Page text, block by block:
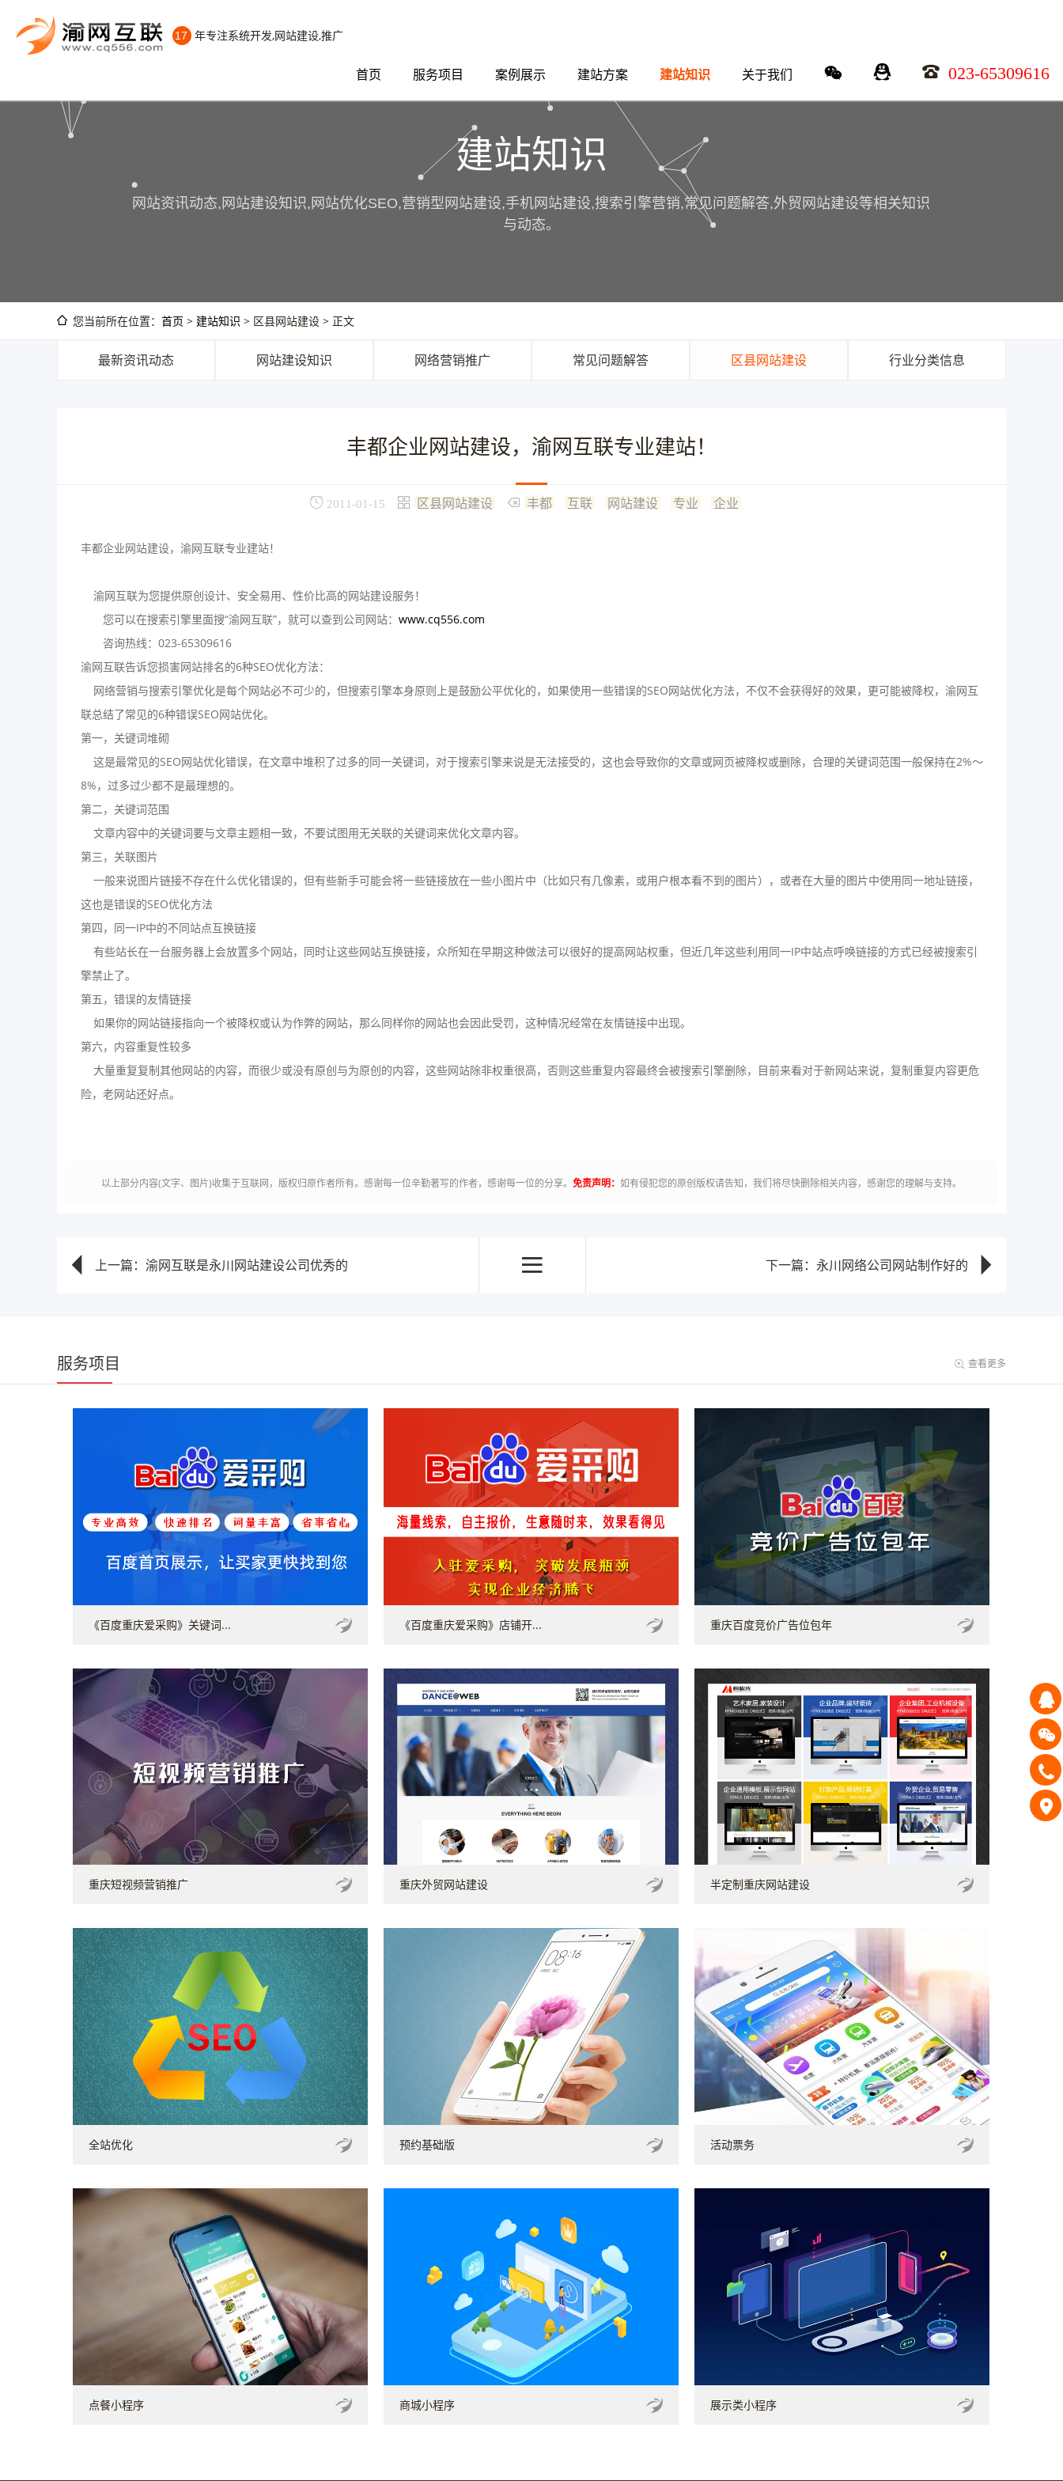
17 年专注系统开发,网站建设,推广
首页 服务项目 案例展示 建站方案 建站知识 关于我们 023-65309616
建站知识
网站资讯动态,网站建设知识,网站优化SEO,营销型网站建设,手机网站建设,搜索引擎营销,常见问题解答,外贸网站建设等相关知识
与动态。
您当前所在位置： 首页 > 建站知识 > 区县网站建设 > 正文
最新资讯动态 网站建设知识 网络营销推广 常见问题解答 区县网站建设 行业分类信息
丰都企业网站建设，渝网互联专业建站！
2011-01-15 区县网站建设 丰都 互联 网站建设 专业 企业
丰都企业网站建设，渝网互联专业建站！
渝网互联为您提供原创设计、安全易用、性价比高的网站建设服务！
您可以在搜索引擎里面搜“渝网互联”，就可以查到公司网站： www.cq556.com
咨询热线：023-65309616
渝网互联告诉您损害网站排名的6种SEO优化方法：
网络营销与搜索引擎优化是每个网站必不可少的，但搜索引擎本身原则上是鼓励公平优化的，如果使用一些错误的SEO网站优化方法，不仅不会获得好的效果，更可能被降权，渝网互
联总结了常见的6种错误SEO网站优化。
第一，关键词堆砌
这是最常见的SEO网站优化错误，在文章中堆积了过多的同一关键词，对于搜索引擎来说是无法接受的，这也会导致你的文章或网页被降权或删除，合理的关键词范围一般保持在2%～
8%，过多过少都不是最理想的。
第二，关键词范围
文章内容中的关键词要与文章主题相一致，不要试图用无关联的关键词来优化文章内容。
第三，关联图片
一般来说图片链接不存在什么优化错误的，但有些新手可能会将一些链接放在一些小图片中（比如只有几像素，或用户根本看不到的图片），或者在大量的图片中使用同一地址链接，
这也是错误的SEO优化方法
第四，同一IP中的不同站点互换链接
有些站长在一台服务器上会放置多个网站，同时让这些网站互换链接，众所知在早期这种做法可以很好的提高网站权重，但近几年这些利用同一IP中站点呼唤链接的方式已经被搜索引
擎禁止了。
第五，错误的友情链接
如果你的网站链接指向一个被降权或认为作弊的网站，那么同样你的网站也会因此受罚，这种情况经常在友情链接中出现。
第六，内容重复性较多
大量重复复制其他网站的内容，而很少或没有原创与为原创的内容，这些网站除非权重很高，否则这些重复内容最终会被搜索引擎删除，目前来看对于新网站来说，复制重复内容更危
险，老网站还好点。
以上部分内容(文字、图片)收集于互联网，版权归原作者所有。感谢每一位辛勤著写的作者，感谢每一位的分享。 免责声明： 如有侵犯您的原创版权请告知，我们将尽快删除相关内容，感谢您的理解与支持。
上一篇：渝网互联是永川网站建设公司优秀的 下一篇：永川网络公司网站制作好的
服务项目 查看更多
《百度重庆爱采购》关键词... 《百度重庆爱采购》店铺开... 重庆百度竞价广告位包年
重庆短视频营销推广 重庆外贸网站建设 半定制重庆网站建设
全站优化 预约基础版 活动票务
点餐小程序 商城小程序 展示类小程序